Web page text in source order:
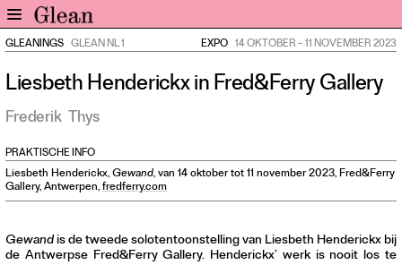
Nieuws
Expo
Inzicht
Events
Alle nummers
GLEANINGS GLEAN NL 1 EXPO 14 OKTOBER–11 NOVEMBER 2023
Liesbeth Henderickx in Fred&Ferry Gallery
Frederik Thys
PRAKTISCHE INFO
Liesbeth Henderickx,Gewand, van 14 oktober tot 11 november 2023, Fred&Ferry
Gallery, Antwerpen,fredferry.com
Gewandis de tweede solotentoonstelling van Liesbeth Henderickx bij
de Antwerpse Fred&Ferry Gallery. Henderickx’ werk is nooit los te